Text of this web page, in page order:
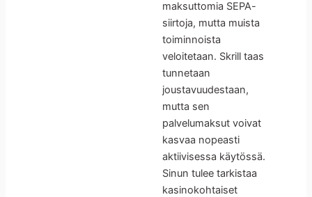
maksuttomia SEPA-
siirtoja, mutta muista
toiminnoista
veloitetaan. Skrill taas
tunnetaan
joustavuudestaan,
mutta sen
palvelumaksut voivat
kasvaa nopeasti
aktiivisessa käytössä.
Sinun tulee tarkistaa
kasinokohtaiset